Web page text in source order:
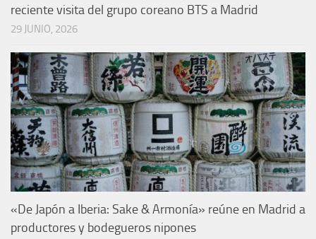
reciente visita del grupo coreano BTS a Madrid
29 JUNIO, 2026
«De Japón a Iberia: Sake & Armonía» reúne en Madrid a
productores y bodegueros nipones